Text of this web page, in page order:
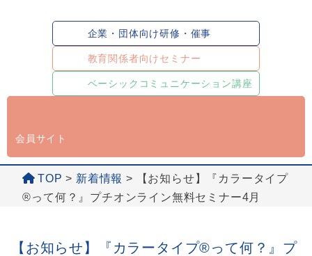
企業・団体向け研修・催事
教育関係者向けセミナー
ベーシックコミュニケーション講座
会員サイト
TOP > 新着情報 >
【お知らせ】『カラータイプ
®︎って何？』プチオンライン無料セミナー4月
【お知らせ】『カラータイプ®︎って何？』プ